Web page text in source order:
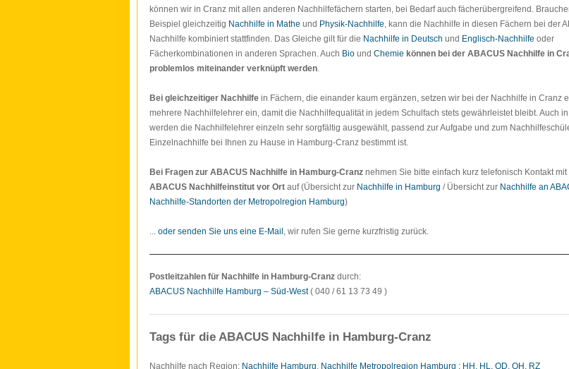
können wir in Cranz mit allen anderen Nachhilfefächern starten, bei Bedarf auch fächerübergreifend.
Beispiel gleichzeitig Nachhilfe in Mathe und Physik-Nachhilfe, kann die Nachhilfe in diesen Fächern bei der
Nachhilfe kombiniert stattfinden. Das Gleiche gilt für die Nachhilfe in Deutsch und Englisch-Nachhilfe oder
Fächerkombinationen in anderen Sprachen. Auch Bio und Chemie können bei der ABACUS Nachhilfe in
problemlos miteinander verknüpft werden.
Bei gleichzeitiger Nachhilfe in Fächern, die einander kaum ergänzen, setzen wir bei der Nachhilfe in Cranz
mehrere Nachhilfelehrer ein, damit die Nachhilfequalität in jedem Schulfach stets gewährleistet bleibt. Auch in
werden die Nachhilfelehrer einzeln sehr sorgfältig ausgewählt, passend zur Aufgabe und zum
Einzelnachhilfe bei Ihnen zu Hause in Hamburg-Cranz bestimmt ist.
Bei Fragen zur ABACUS Nachhilfe in Hamburg-Cranz nehmen Sie bitte einfach kurz telefonisch Kontakt mit
ABACUS Nachhilfeinstitut vor Ort auf (Übersicht zur Nachhilfe in Hamburg / Übersicht zur Nachhilfe an
Nachhilfe-Standorten der Metropolregion Hamburg)
... oder senden Sie uns eine E-Mail , wir rufen Sie gerne kurzfristig zurück.
Postleitzahlen für Nachhilfe in Hamburg-Cranz durch:
ABACUS Nachhilfe Hamburg – Süd-West( 040 / 61 13 73 49 )
Tags für die ABACUS Nachhilfe in Hamburg-Cranz
Nachhilfe nach Region: Nachhilfe Hamburg, Nachhilfe Metropolregion Hamburg : HH, HL, OD, OH, RZ